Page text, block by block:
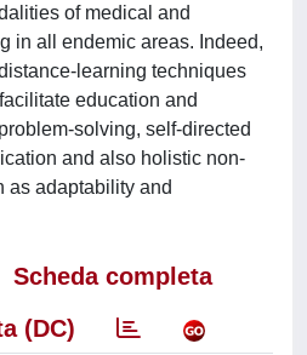
of medical and
in all endemic areas. Indeed,
learning techniques
education and
solving, self-directed
and also holistic non-
as adaptability and
Scheda completa
(DC)